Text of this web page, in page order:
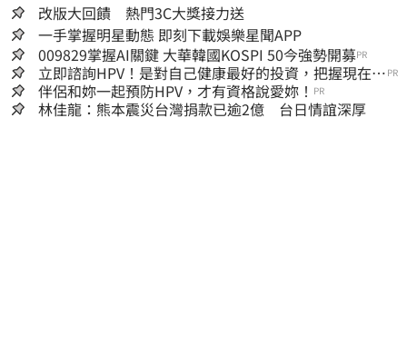
改版大回饋 熱門3C大獎接力送
一手掌握明星動態 即刻下載娛樂星聞APP
009829掌握AI關鍵 大華韓國KOSPI 50今強勢開募PR
立即諮詢HPV！是對自己健康最好的投資，把握現在不
嫌晚！
PR
伴侶和妳一起預防HPV，才有資格說愛妳！ PR
林佳龍：熊本震災台灣捐款已逾2億 台日情誼深厚